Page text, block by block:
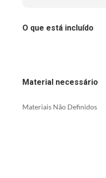
O que está incluído
Material necessário
Materiais Não Definidos